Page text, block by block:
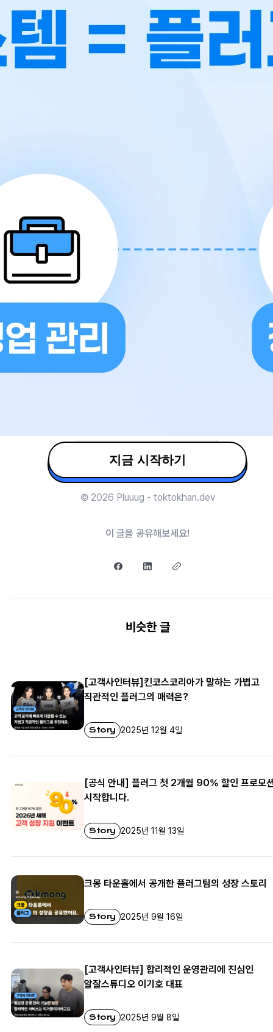
지금 시작하기
© 2026 Pluuug - toktokhan.dev
이 글을 공유해보세요!
비슷한 글
[고객사인터뷰]킨코스코리아가 말하는 가볍고
직관적인 플러그의 매력은?
Story 2025년 12월 4일
[공식 안내] 플러그 첫 2개월 90% 할인 프로모
시작합니다.
Story 2025년 11월 13일
크몽 타운홀에서 공개한 플러그팀의 성장 스토리
Story 2025년 9월 16일
[고객사인터뷰] 합리적인 운영관리에 진심인
알잘스튜디오 이기호 대표
Story 2025년 9월 8일